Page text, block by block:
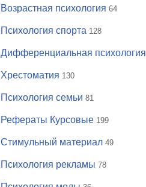
Возрастная психология 64
Психология спорта 128
Дифференциальная психология
Хрестоматия 130
Психология семьи 81
Рефераты Курсовые 199
Стимульный материал 49
Психология рекламы 78